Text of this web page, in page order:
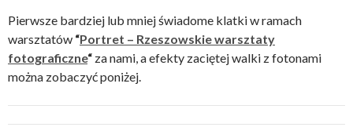
Pierwsze bardziej lub mniej świadome klatki w ramach
warsztatów “Portret – Rzeszowskie warsztaty
fotograficzne“ za nami, a efekty zaciętej walki z fotonami
można zobaczyć poniżej.